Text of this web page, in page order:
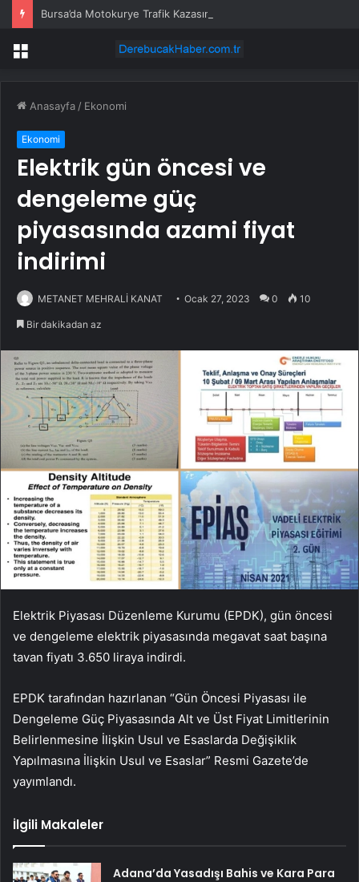
Bursa’da Motokurye Trafik Kazasında Hayatını Kaybetti
Menü
Anasayfa / Ekonomi
Ekonomi
Elektrik gün öncesi ve
dengeleme güç
piyasasında azami fiyat
indirimi
METANET MEHRALİ KANAT Ocak 27, 2023 0 10
Bir dakikadan az
Elektrik Piyasası Düzenleme Kurumu (EPDK), gün öncesi
ve dengeleme elektrik piyasasında megavat saat başına
tavan fiyatı 3.650 liraya indirdi.
EPDK tarafından hazırlanan “Gün Öncesi Piyasası ile
Dengeleme Güç Piyasasında Alt ve Üst Fiyat Limitlerinin
Belirlenmesine İlişkin Usul ve Esaslarda Değişiklik
Yapılmasına İlişkin Usul ve Esaslar” Resmi Gazete’de
yayımlandı.
İlgili Makaleler
Adana’da Yasadışı Bahis ve Kara Para